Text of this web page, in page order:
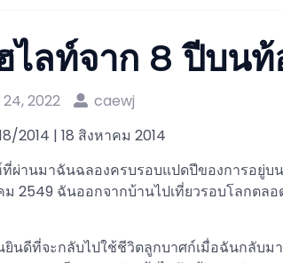
ไลท์จาก 8 ปีบน
2022
caewj
2014 | 18 สิงหาคม 2014
ผ่านมาฉันฉลองครบรอบแปดปีของการอยู่บ
2549 ฉันออกจากบ้านไปเที่ยวรอบโลกตล
นดีที่จะกลับไปใช้ชีวิตลูกบาศก์เมื่อฉันกลับม